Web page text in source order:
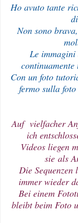
Ho avuto tante
Non sono
Le immagini
Con un foto
fermo sulla
Auf vielfacher
ich
Videos liegen
sie als
Die Sequenzen
immer wieder
Bei einem
bleibt beim Foto